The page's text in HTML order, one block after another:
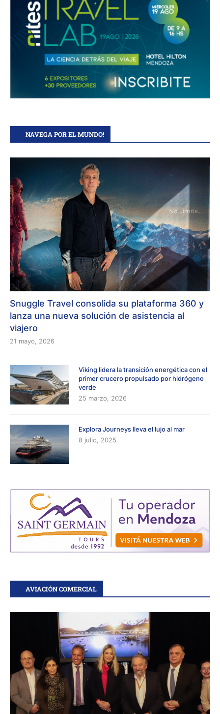
NAVEGA POR EL MUNDO!
Snuggle Travel consolida su plataforma 360 y
lanza una nueva solución de asistencia al
viajero
21 mayo, 2026
Viking lidera la transición energética con el
primer crucero propulsado por hidrógeno
verde
25 marzo, 2026
Explora Journeys lleva el lujo al mar
8 julio, 2025
AVIACIÓN COMERCIAL